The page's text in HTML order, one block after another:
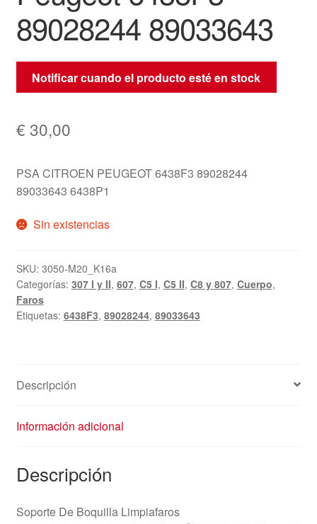
89028244 89033643
Notificar cuando el producto esté en stock
€ 30,00
PSA CITROEN PEUGEOT 6438F3 89028244
89033643 6438P1
Sin existencias
SKU: 3050-M20_K16a
Categorías: 307 I y II, 607, C5 I, C5 II, C8 y 807, Cuerpo,
Faros
Etiquetas: 6438F3, 89028244, 89033643
Descripción
Información adicional
Descripción
Soporte De Boquilla Limpiafaros